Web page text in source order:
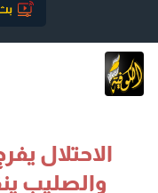
والصليب